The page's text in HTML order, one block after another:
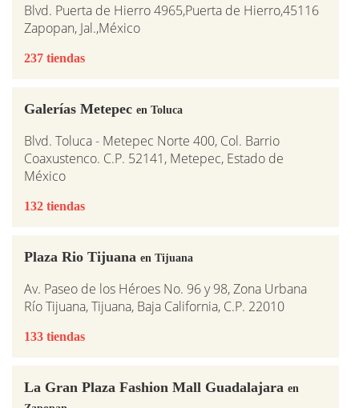
Blvd. Puerta de Hierro 4965,Puerta de Hierro,45116
Zapopan, Jal.,México
237 tiendas
Galerías Metepec en Toluca
Blvd. Toluca - Metepec Norte 400, Col. Barrio
Coaxustenco. C.P. 52141, Metepec, Estado de
México
132 tiendas
Plaza Rio Tijuana en Tijuana
Av. Paseo de los Héroes No. 96 y 98, Zona Urbana
Río Tijuana, Tijuana, Baja California, C.P. 22010
133 tiendas
La Gran Plaza Fashion Mall Guadalajara en